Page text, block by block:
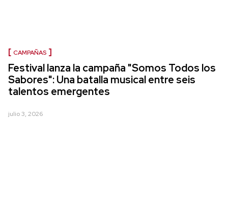
CAMPAÑAS
Festival lanza la campaña "Somos Todos los
Sabores": Una batalla musical entre seis
talentos emergentes
julio 3, 2026